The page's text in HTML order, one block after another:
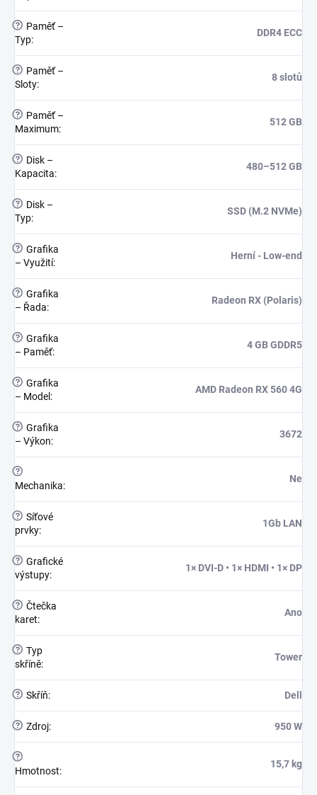
?
Paměť –
Typ:
DDR4 ECC
?
Paměť –
Sloty:
8 slotů
?
Paměť –
Maximum:
512 GB
?
Disk –
Kapacita:
480–512 GB
?
Disk –
Typ:
SSD (M.2 NVMe)
? Grafika
– Využití:
Herní - Low-end
? Grafika
– Řada:
Radeon RX (Polaris)
? Grafika
– Paměť:
4 GB GDDR5
? Grafika
– Model :
AMD Radeon RX 560 4G
? Grafika
– Výkon:
3672
?
Mechanika:
Ne
? Síťové
prvky:
1Gb LAN
? Grafické
výstupy:
1× DVI-D • 1× HDMI • 1× DP
? Čtečka
karet:
Ano
? Typ
skříně:
Tower
? Skříň: Dell
? Zdroj: 950 W
?
Hmotnost:
15,7 kg